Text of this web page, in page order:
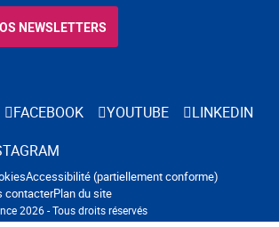
FACEBOOK YOUTUBE
LINKEDIN
NEWSLETTERS
2026 - Tous droits réservés
Accessibilité (partiellement conforme)
contacterPlan du site